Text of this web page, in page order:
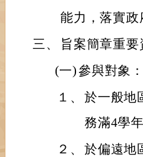
能力，落實政
三、
旨案簡章重要
(一)參與對象：
１、 於一般地
務滿4學
２、 於偏遠地